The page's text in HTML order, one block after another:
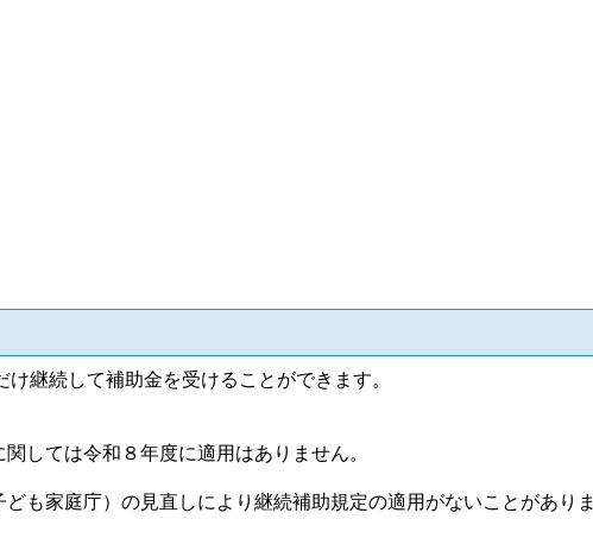
継続して補助金を受けることができます。
しては令和８年度に適用はありません。
も家庭庁）の見直しにより継続補助規定の適用がないことがありま